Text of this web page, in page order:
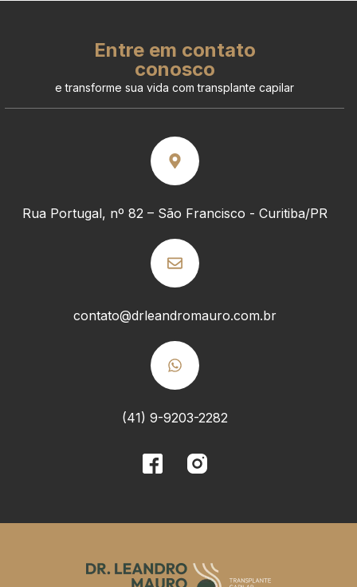
Entre em contato
conosco
e transforme sua vida com transplante capilar
Rua Portugal, nº 82 – São Francisco - Curitiba/PR
contato@drleandromauro.com.br
(41) 9-9203-2282